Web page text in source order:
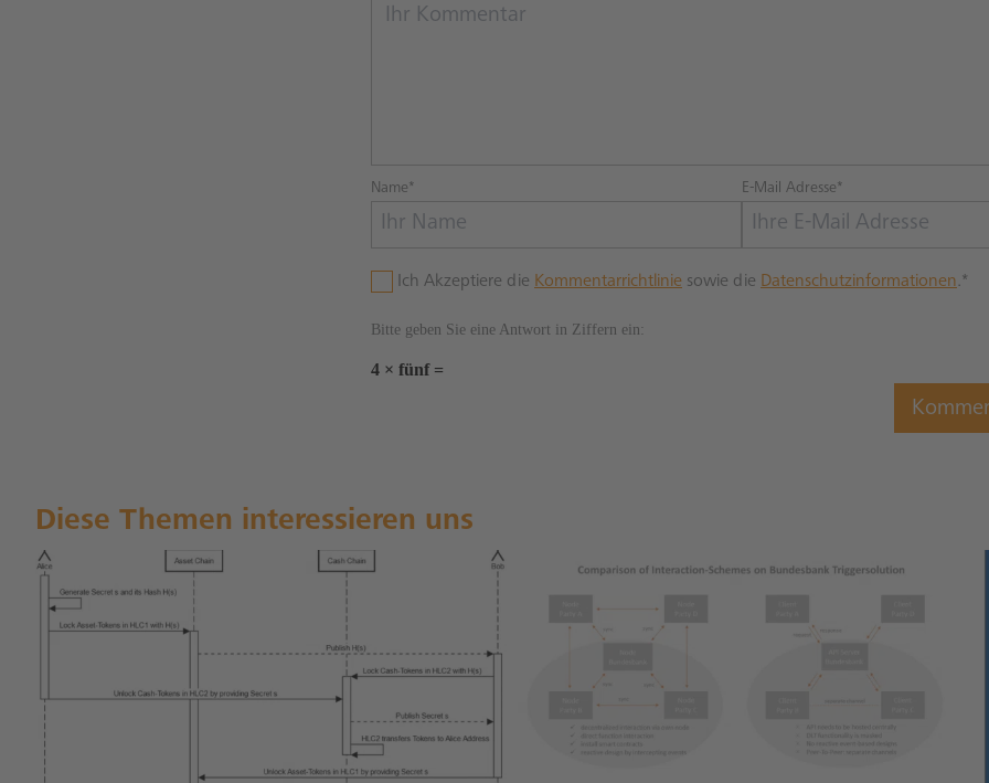
Name* E-Mail Adresse*
Ich Akzeptiere die Kommentarrichtlinie sowie die Datenschutzinformationen.*
Bitte geben Sie eine Antwort in Ziffern ein:
4 × fünf =
Diese Themen interessieren uns